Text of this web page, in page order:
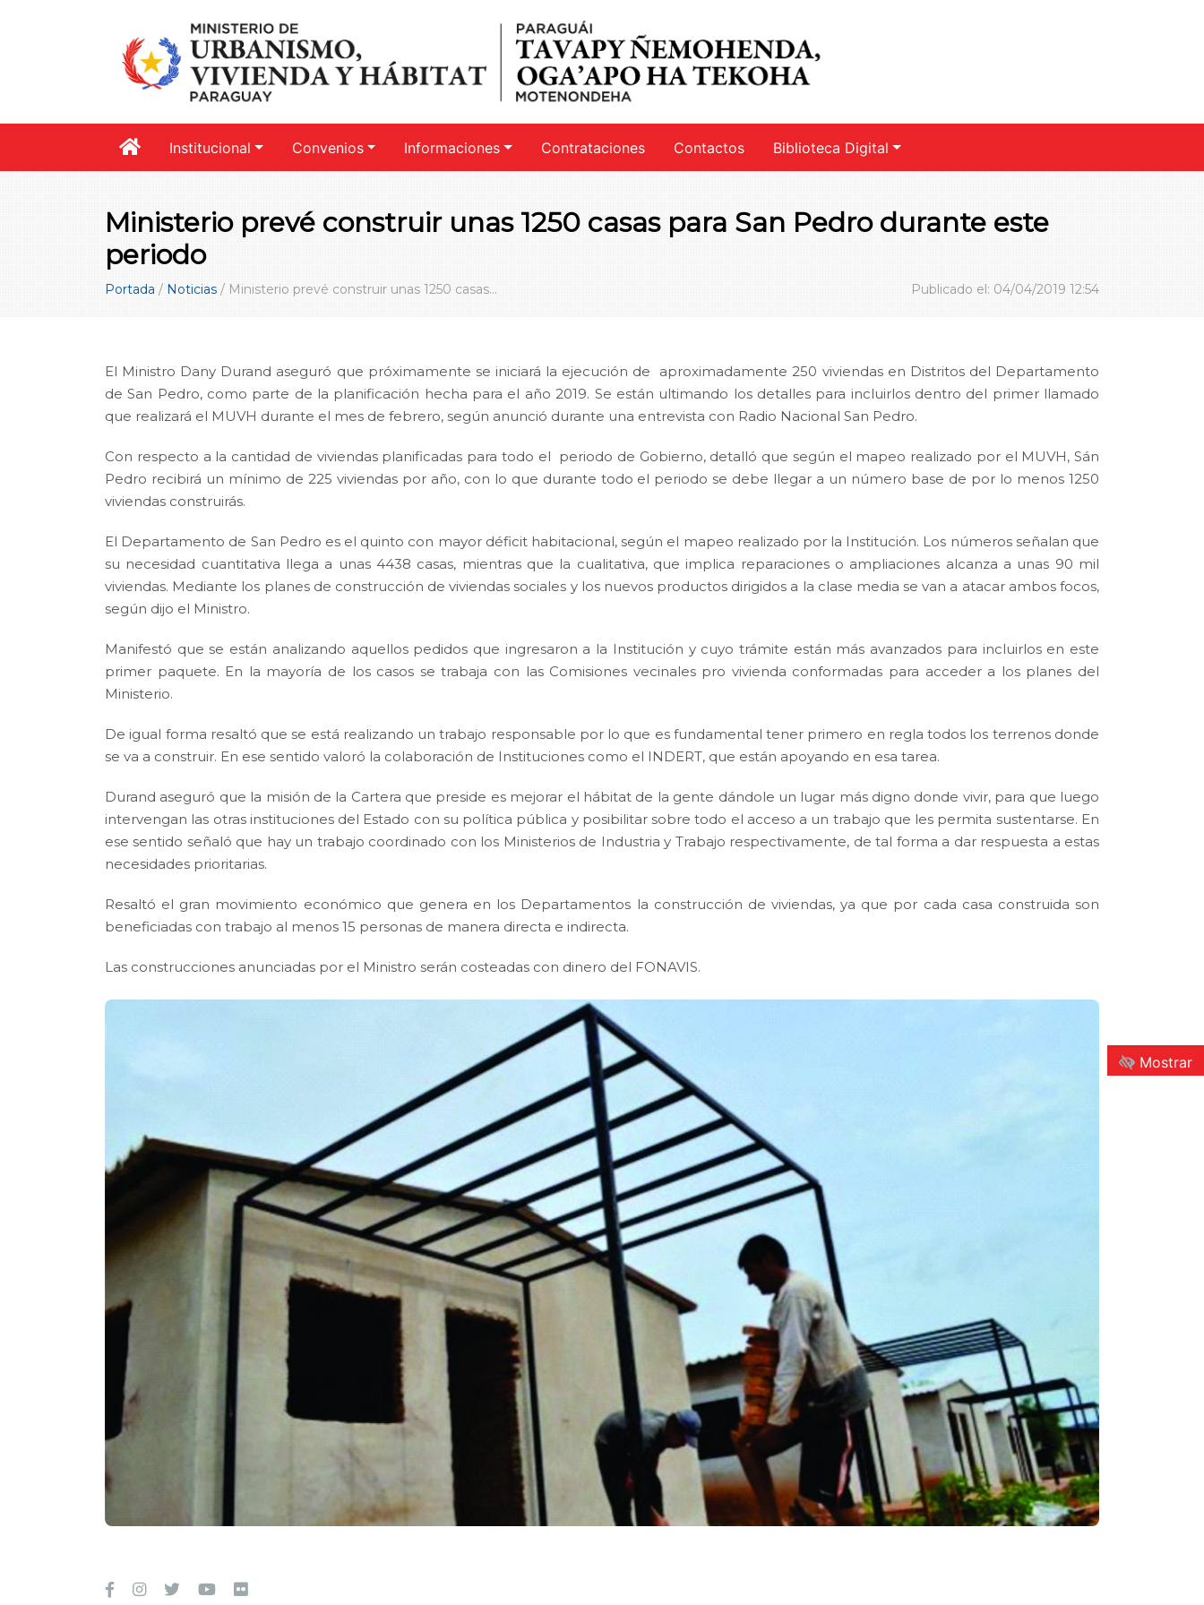
Institucional Convenios Informaciones Contrataciones Contactos Biblioteca Digital
Mostrar
Ministerio prevé construir unas 1250 casas para San Pedro durante este
periodo
Portada / Noticias / Ministerio prevé construir unas 1250 casas... Publicado el: 04/04/2019 12:54
El Ministro Dany Durand aseguró que próximamente se iniciará la ejecución de aproximadamente 250 viviendas en Distritos del Departamento
de San Pedro, como parte de la planificación hecha para el año 2019. Se están ultimando los detalles para incluirlos dentro del primer llamado
que realizará el MUVH durante el mes de febrero, según anunció durante una entrevista con Radio Nacional San Pedro.
Con respecto a la cantidad de viviendas planificadas para todo el periodo de Gobierno, detalló que según el mapeo realizado por el MUVH, Sán
Pedro recibirá un mínimo de 225 viviendas por año, con lo que durante todo el periodo se debe llegar a un número base de por lo menos 1250
viviendas construirás.
El Departamento de San Pedro es el quinto con mayor déficit habitacional, según el mapeo realizado por la Institución. Los números señalan que
su necesidad cuantitativa llega a unas 4438 casas, mientras que la cualitativa, que implica reparaciones o ampliaciones alcanza a unas 90 mil
viviendas. Mediante los planes de construcción de viviendas sociales y los nuevos productos dirigidos a la clase media se van a atacar ambos focos,
según dijo el Ministro.
Manifestó que se están analizando aquellos pedidos que ingresaron a la Institución y cuyo trámite están más avanzados para incluirlos en este
primer paquete. En la mayoría de los casos se trabaja con las Comisiones vecinales pro vivienda conformadas para acceder a los planes del
Ministerio.
De igual forma resaltó que se está realizando un trabajo responsable por lo que es fundamental tener primero en regla todos los terrenos donde
se va a construir. En ese sentido valoró la colaboración de Instituciones como el INDERT, que están apoyando en esa tarea.
Durand aseguró que la misión de la Cartera que preside es mejorar el hábitat de la gente dándole un lugar más digno donde vivir, para que luego
intervengan las otras instituciones del Estado con su política pública y posibilitar sobre todo el acceso a un trabajo que les permita sustentarse. En
ese sentido señaló que hay un trabajo coordinado con los Ministerios de Industria y Trabajo respectivamente, de tal forma a dar respuesta a estas
necesidades prioritarias.
Resaltó el gran movimiento económico que genera en los Departamentos la construcción de viviendas, ya que por cada casa construida son
beneficiadas con trabajo al menos 15 personas de manera directa e indirecta.
Las construcciones anunciadas por el Ministro serán costeadas con dinero del FONAVIS.